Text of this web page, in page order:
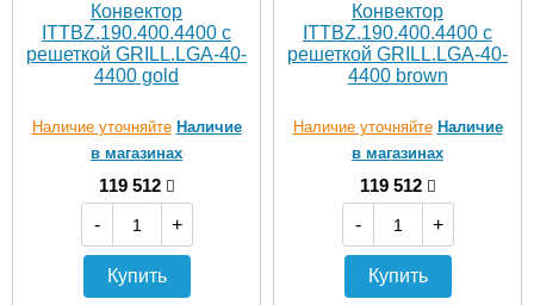
Конвектор
ITTBZ.190.400.4400 с
решеткой GRILL.LGA-40-
4400 gold
Наличие уточняйте Наличие
в магазинах
119 512
-
+
Купить
Конвектор
ITTBZ.190.400.4400 с
решеткой GRILL.LGA-40-
4400 brown
Наличие уточняйте Наличие
в магазинах
119 512
-
+
Купить